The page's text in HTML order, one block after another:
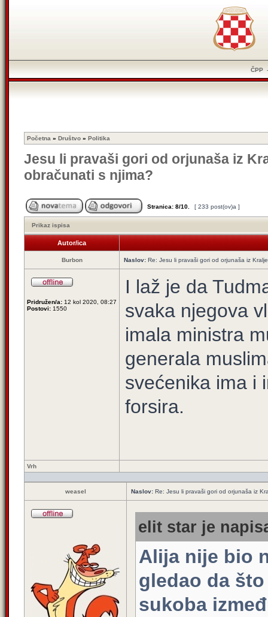
ČPP
Početna » Društvo » Politika
Jesu li pravaši gori od orjunaša iz
obračunati s njima?
Stranica: 8/10 [ 233 post(ov)a ]
Prikaz ispisa
Autor/ica
Burbon Naslov: Re: Jesu li pravaši gori od orjunaša iz
Pridružen/a: 12 kol 2020, 08:27
Postovi: 1550
I laž je da
svaka njegova
imala ministra
generala
svećenika ima i
forsira.
Vrh
weasel Naslov: Re: Jesu li pravaši gori od orjunaša iz
elit star je
Alija nije bio
gledao da
sukoba